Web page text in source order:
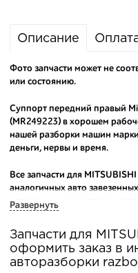
Описание
Фото запчасти может не
или состоянию.
Суппорт передний правый
(MR249223) в хорошем
нашей разборки машин
деньги, нервы и время.
Все запчасти для
аналогичных авто
исправны и находятся в
производителя.
Вашему вниманию
автозапчастей для
Развернуть
Запчасти для
оформить заказ в
авторазборки